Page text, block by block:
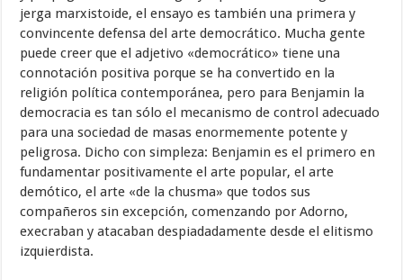
jerga marxistoide, el ensayo es también una primera y
convincente defensa del arte democrático. Mucha gente
puede creer que el adjetivo «democrático» tiene una
connotación positiva porque se ha convertido en la
religión política contemporánea, pero para Benjamin la
democracia es tan sólo el mecanismo de control adecuado
para una sociedad de masas enormemente potente y
peligrosa. Dicho con simpleza: Benjamin es el primero en
fundamentar positivamente el arte popular, el arte
demótico, el arte «de la chusma» que todos sus
compañeros sin excepción, comenzando por Adorno,
execraban y atacaban despiadadamente desde el elitismo
izquierdista.